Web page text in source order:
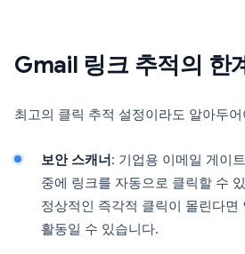
Gmail 링크 추적의 한
최고의 클릭 추적 설정이라도 알아두
보안 스캐너: 기업용 이메일 게이
중에 링크를 자동으로 클릭할 수
정상적인 즉각적 클릭이 몰린다면
활동일 수 있습니다.